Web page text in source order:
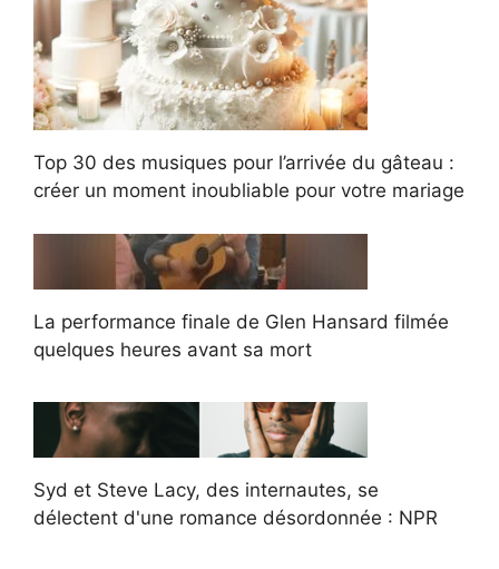
Top 30 des musiques pour l’arrivée du gâteau :
créer un moment inoubliable pour votre mariage
La performance finale de Glen Hansard filmée
quelques heures avant sa mort
Syd et Steve Lacy, des internautes, se
délectent d'une romance désordonnée : NPR